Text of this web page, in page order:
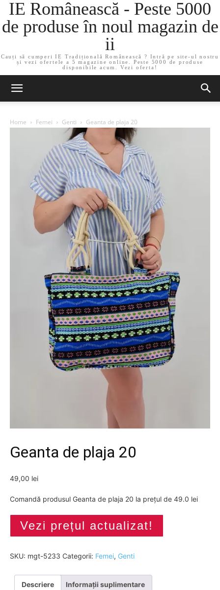
IE Românească - Peste 5000
de produse în noul magazin de
ii
Cauți să cumperi IE Tradițională Românească ? Intră pe site-ul nostru
și vezi ofertele a 5 magazine online. Peste 5000 de produse
disponibile acum. Vezi oferta!
Home Femei Genti Geanta de plaja 20
Geanta de plaja 20
49,00 lei
Comandă produsul Geanta de plaja 20 la prețul de 49.0 lei
Vezi prețul actualizat!
SKU: mgt-5233 Categorii: Femei, Genti
Descriere Informații suplimentare